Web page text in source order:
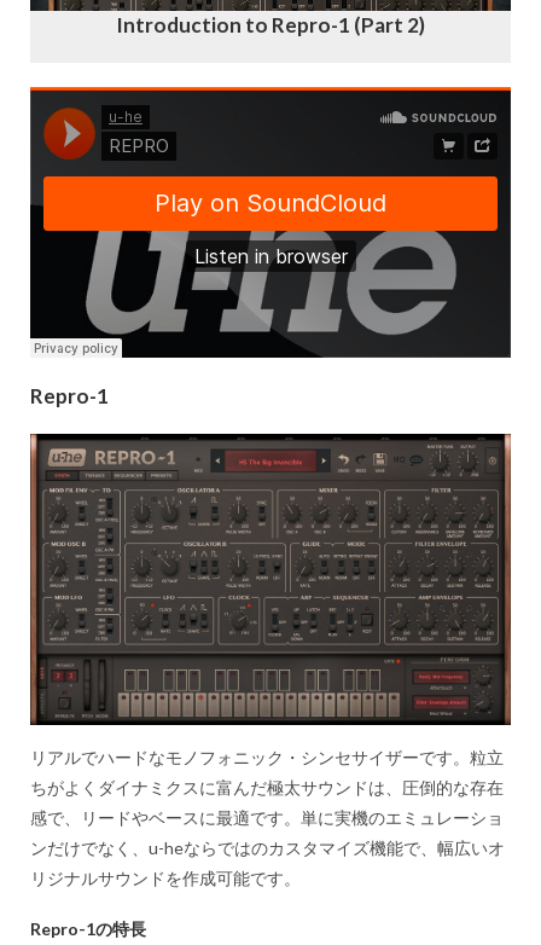
Introduction to Repro-1 (Part 2)
Repro-1
リアルでハードなモノフォニック・シンセサイザーです。粒立
ちがよくダイナミクスに富んだ極太サウンドは、圧倒的な存在
感で、リードやベースに最適です。単に実機のエミュレーショ
ンだけでなく、u-heならではのカスタマイズ機能で、幅広いオ
リジナルサウンドを作成可能です。
Repro-1の特長